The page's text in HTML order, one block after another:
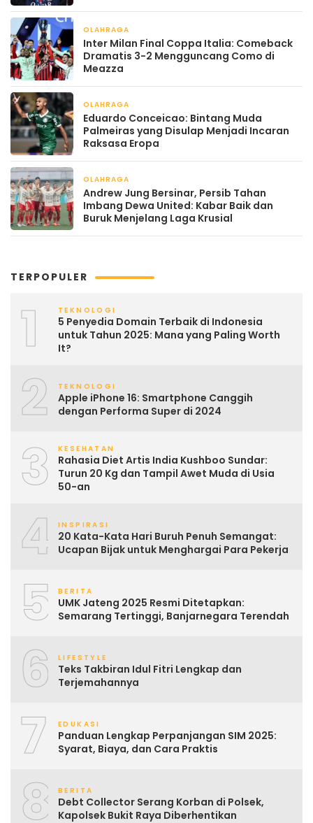
OLAHRAGA
Inter Milan Final Coppa Italia: Comeback
Dramatis 3-2 Mengguncang Como di
Meazza
OLAHRAGA
Eduardo Conceicao: Bintang Muda
Palmeiras yang Disulap Menjadi Incaran
Raksasa Eropa
OLAHRAGA
Andrew Jung Bersinar, Persib Tahan
Imbang Dewa United: Kabar Baik dan
Buruk Menjelang Laga Krusial
TERPOPULER
1 TEKNOLOGI
5 Penyedia Domain Terbaik di Indonesia
untuk Tahun 2025: Mana yang Paling Worth
It?
2 TEKNOLOGI
Apple iPhone 16: Smartphone Canggih
dengan Performa Super di 2024
3 KESEHATAN
Rahasia Diet Artis India Kushboo Sundar:
Turun 20 Kg dan Tampil Awet Muda di Usia
50-an
4 INSPIRASI
20 Kata-Kata Hari Buruh Penuh Semangat:
Ucapan Bijak untuk Menghargai Para Pekerja
5 BERITA
UMK Jateng 2025 Resmi Ditetapkan:
Semarang Tertinggi, Banjarnegara Terendah
6 LIFESTYLE
Teks Takbiran Idul Fitri Lengkap dan
Terjemahannya
7 EDUKASI
Panduan Lengkap Perpanjangan SIM 2025:
Syarat, Biaya, dan Cara Praktis
8 BERITA
Debt Collector Serang Korban di Polsek,
Kapolsek Bukit Raya Diberhentikan